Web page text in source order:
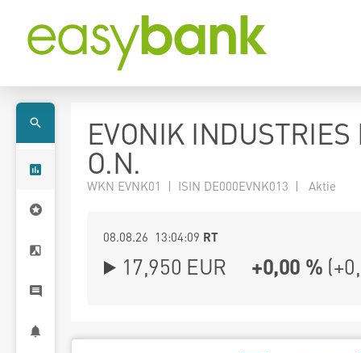
EVONIK INDUSTRIES
O.N.
WKN EVNK01 | ISIN DE000EVNK013 | Aktie
08.08.26 13:04:09 RT
17,950 EUR +0,00 % (